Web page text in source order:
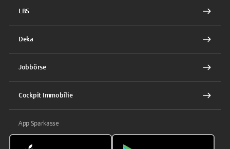
LBS
Deka
Jobbörse
Cockpit Immobilie
App Sparkasse